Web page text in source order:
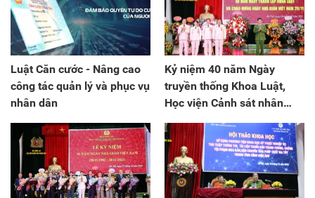
Luật Căn cước - Nâng cao
công tác quản lý và phục vụ
nhân dân
Kỷ niệm 40 năm Ngày
truyền thống Khoa Luật,
Học viện Cảnh sát nhân
dân